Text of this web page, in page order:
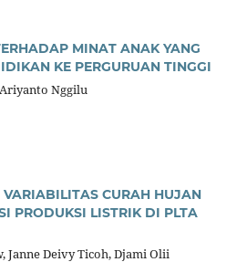
MINAT ANAK YANG
KE PERGURUAN TINGGI
Nggilu
CURAH HUJAN
PRODUKSI LISTRIK DI PLTA
Janne Deivy Ticoh, Djami Olii